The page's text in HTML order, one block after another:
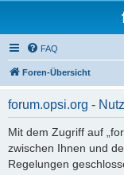
FAQ
Foren-Übersicht
forum.opsi.org -
Mit dem Zugriff auf
zwischen Ihnen und
Regelungen